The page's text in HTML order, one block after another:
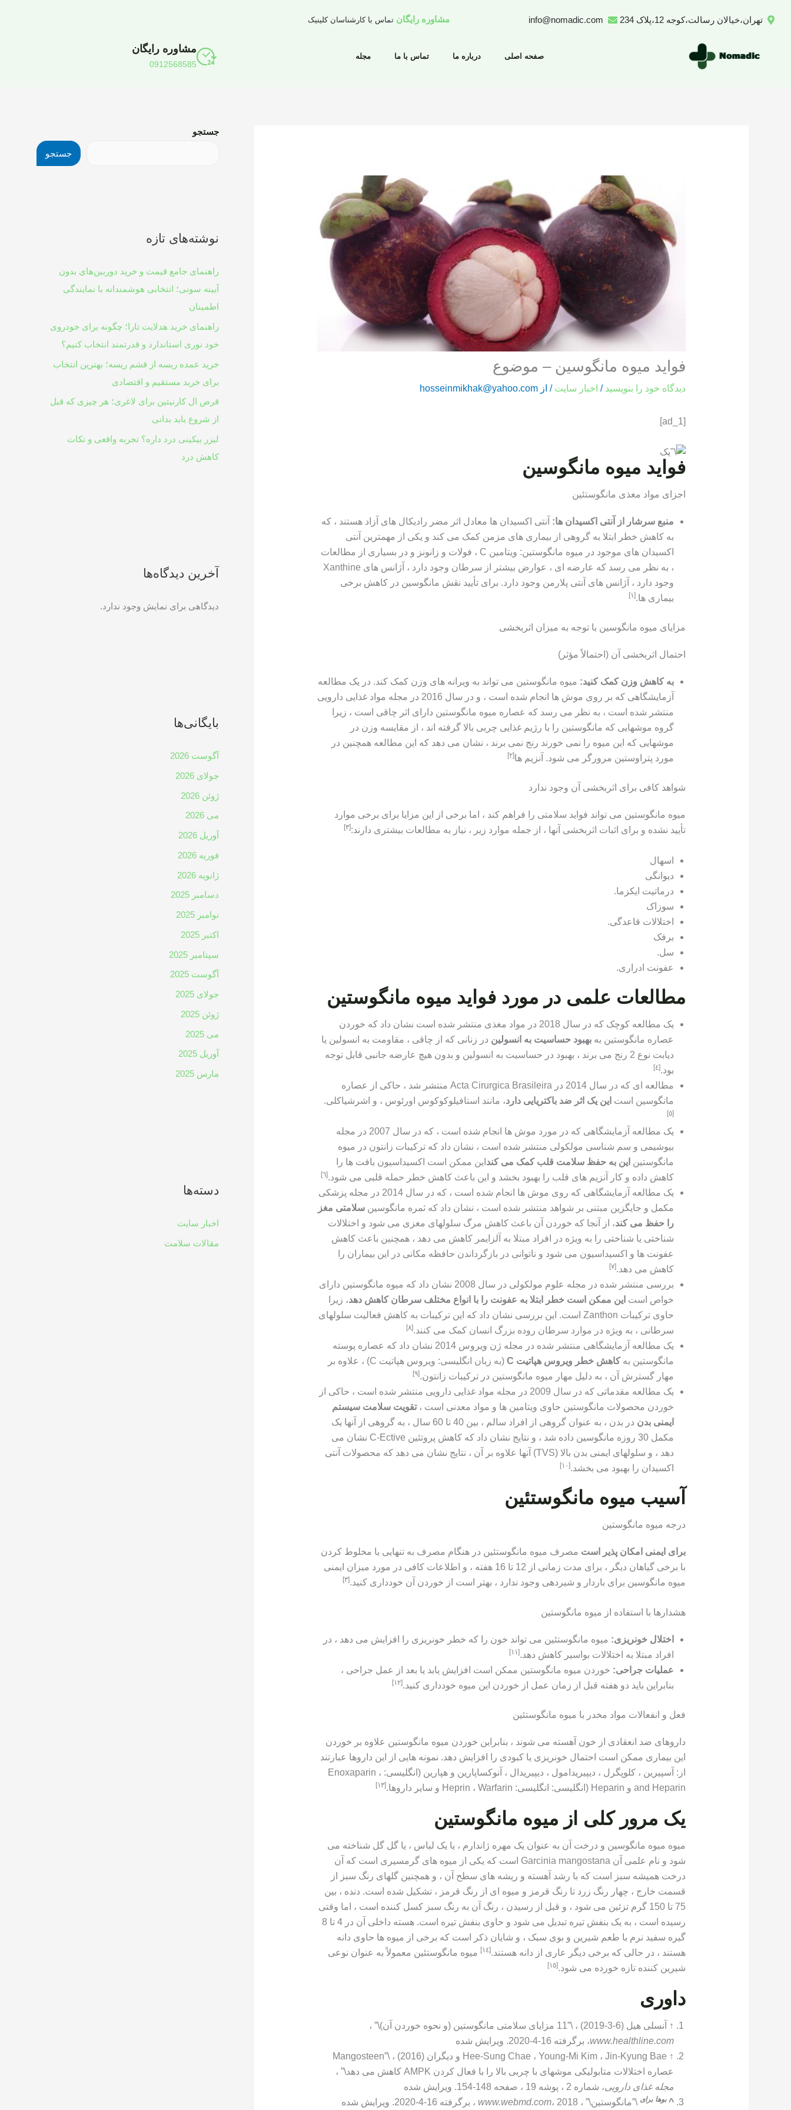
تهران،خیالان رسالت،کوجه 12،پلاک 234 info@nomadic.com مشاوره رایگان تماس با کارشناسان کلینیک
صفحه اصلی درباره ما تماس با ما مجله
مشاوره رایگان
0912568585
فواید میوه مانگوسین – موضوع
دیدگاه‌ خود را بنویسید / اخبار سایت / از hosseinmikhak@yahoo.com
[ad_1]
فواید میوه مانگوسین
اجزای مواد مغذی مانگوستئین
منبع سرشار از آنتی اکسیدان ها: آنتی اکسیدان ها معادل اثر مضر رادیکال های آزاد هستند ، که
به کاهش خطر ابتلا به گروهی از بیماری های مزمن کمک می کند و یکی از مهمترین آنتی
اکسیدان های موجود در میوه مانگوستین: ویتامین C ، فولات و زانونز و در بسیاری از مطالعات
، به نظر می رسد که عارضه ای ، عوارض بیشتر از سرطان وجود دارد ، آژانس های Xanthine
وجود دارد ، آژانس های آنتی پلارمن وجود دارد. برای تأیید نقش مانگوسین در کاهش برخی
بیماری ها.[١]
مزایای میوه مانگوسین با توجه به میزان اثربخشی
احتمال اثربخشی آن (احتمالاً مؤثر)
به کاهش وزن کمک کنید: میوه مانگوستین می تواند به ویرانه های وزن کمک کند. در یک مطالعه
آزمایشگاهی که بر روی موش ها انجام شده است ، و در سال 2016 در مجله مواد غذایی دارویی
منتشر شده است ، به نظر می رسد که عصاره میوه مانگوستین دارای اثر چاقی است ، زیرا
گروه موشهایی که مانگوستین را با رژیم غذایی چربی بالا گرفته اند ، از مقایسه وزن در
موشهایی که این میوه را نمی خورند رنج نمی برند ، نشان می دهد که این مطالعه همچنین در
مورد پتراوستین مرورگر می شود. آنزیم ها[٢]
شواهد کافی برای اثربخشی آن وجود ندارد
میوه مانگوستین می تواند فواید سلامتی را فراهم کند ، اما برخی از این مزایا برای برخی موارد
تأیید نشده و برای اثبات اثربخشی آنها ، از جمله موارد زیر ، نیاز به مطالعات بیشتری دارند:[٣]
اسهال
دیوانگی
درماتیت ایکزما.
سوزاک
اختلالات قاعدگی.
برفک
سل.
عفونت ادراری.
مطالعات علمی در مورد فواید میوه مانگوستین
یک مطالعه کوچک که در سال 2018 در مواد مغذی منتشر شده است نشان داد که خوردن
عصاره مانگوستین به بهبود حساسیت به انسولین در زنانی که از چاقی ، مقاومت به انسولین یا
دیابت نوع 2 رنج می برند ، بهبود در حساسیت به انسولین و بدون هیچ عارضه جانبی قابل توجه
بود.[٤]
مطالعه ای که در سال 2014 در Acta Cirurgica Brasileira منتشر شد ، حاکی از عصاره
مانگوسین است این یک اثر ضد باکتریایی دارد، مانند استافیلوکوکوس اورئوس ، و اشرشیاکلی.
[٥]
یک مطالعه آزمایشگاهی که در مورد موش ها انجام شده است ، که در سال 2007 در مجله
بیوشیمی و سم شناسی مولکولی منتشر شده است ، نشان داد که ترکیبات زانتون در میوه
مانگوستین این به حفظ سلامت قلب کمک می کند این ممکن است اکسیداسیون بافت ها را
کاهش داده و کار آنزیم های قلب را بهبود بخشد و این باعث کاهش خطر حمله قلبی می شود.[٦]
یک مطالعه آزمایشگاهی که روی موش ها انجام شده است ، که در سال 2014 در مجله پزشکی
مکمل و جایگزین مبتنی بر شواهد منتشر شده است ، نشان داد که ثمره مانگوسین سلامتی مغز
را حفظ می کند، از آنجا که خوردن آن باعث کاهش مرگ سلولهای مغزی می شود و اختلالات
شناختی یا شناختی را به ویژه در افراد مبتلا به آلزایمر کاهش می دهد ، همچنین باعث کاهش
عفونت ها و اکسیداسیون می شود و ناتوانی در بازگرداندن حافظه مکانی در این بیماران را
کاهش می دهد.[٧]
بررسی منتشر شده در مجله علوم مولکولی در سال 2008 نشان داد که میوه مانگوستین دارای
خواص است این ممکن است خطر ابتلا به عفونت را با انواع مختلف سرطان کاهش دهد، زیرا
حاوی ترکیبات Zanthon است. این بررسی نشان داد که این ترکیبات به کاهش فعالیت سلولهای
سرطانی ، به ویژه در موارد سرطان روده بزرگ انسان کمک می کنند.[٨]
یک مطالعه آزمایشگاهی منتشر شده در مجله ژن ویروس 2014 نشان داد که عصاره پوسته
مانگوستین بهکاهش خطر ویروس هپاتیت C
(به زبان انگلیسی: ویروس هپاتیت C) ، علاوه بر
مهار گسترش آن ، به دلیل مهار میوه مانگوستین در ترکیبات زانتون.[٩]
یک مطالعه مقدماتی که در سال 2009 در مجله مواد غذایی دارویی منتشر شده است ، حاکی از
خوردن محصولات مانگوستین حاوی ویتامین ها و مواد معدنی است ،تقویت سلامت سیستم
ایمنی بدن
در بدن ، به عنوان گروهی از افراد سالم ، بین 40 تا 60 سال ، به گروهی از آنها یک
مکمل 30 روزه مانگوسین داده شد ، و نتایج نشان داد که کاهش پروتئین C-Ective نشان می
دهد ، و سلولهای ایمنی بدن بالا (TVS) آنها علاوه بر آن ، نتایج نشان می دهد که محصولات آنتی
اکسیدان را بهبود می بخشد.[١٠]
آسیب میوه مانگوستئین
درجه میوه مانگوستین
برای ایمنی امکان پذیر است مصرف میوه مانگوستئین در هنگام مصرف به تنهایی یا مخلوط کردن
با برخی گیاهان دیگر ، برای مدت زمانی از 12 تا 16 هفته ، و اطلاعات کافی در مورد میزان ایمنی
میوه مانگوسین برای باردار و شیردهی وجود ندارد ، بهتر است از خوردن آن خودداری کنید.[٣]
هشدارها با استفاده از میوه مانگوستین
اختلال خونریزی: میوه مانگوستئین می تواند خون را که خطر خونریزی را افزایش می دهد ، در
افراد مبتلا به اختلالات بواسیر کاهش دهد.[١١]
عملیات جراحی: خوردن میوه مانگوستین ممکن است افزایش یابد یا بعد از عمل جراحی ،
بنابراین باید دو هفته قبل از زمان عمل از خوردن این میوه خودداری کنید.[١٢]
فعل و انفعالات مواد مخدر با میوه مانگوستئین
داروهای ضد انعقادی از خون آهسته می شوند ، بنابراین خوردن میوه مانگوستین علاوه بر خوردن
این بیماری ممکن است احتمال خونریزی یا کبودی را افزایش دهد. نمونه هایی از این داروها عبارتند
از: آسپیرین ، کلوپگرل ، دیپیریدامول ، دیپیریدال ، آنوکساپارین و هپارین (انگلیسی: Enoxaparin ،
and Heparin و Heparin (انگلیسی: انگلیسی: Heprin ، Warfarin و سایر داروها.
[١٣]
یک مرور کلی از میوه مانگوستین
میوه میوه مانگوسین و درخت آن به عنوان یک مهره ژاندارم ، یا یک لباس ، یا گل گل شناخته می
شود و نام علمی آن Garcinia mangostana است که یکی از میوه های گرمسیری است که آن
درخت همیشه سبز است که با رشد آهسته و ریشه های سطح آن ، و همچنین گلهای رنگ سبز از
قسمت خارج ، چهار رنگ زرد تا رنگ قرمز و میوه ای از رنگ قرمز ، تشکیل شده است. دنده ، بین
75 تا 150 گرم تزئین می شود ، و قبل از رسیدن ، رنگ آن به رنگ سبز کسل کننده است ، اما وقتی
رسیده است ، به یک بنفش تیره تبدیل می شود و حاوی بنفش تیره است. هسته داخلی آن در 4 تا 8
گیره سفید نرم با طعم شیرین و بوی سبک ، و شایان ذکر است که برخی از میوه ها حاوی دانه
هستند ، در حالی که برخی دیگر عاری از دانه هستند.[١٤]
میوه مانگوستئین معمولاً به عنوان نوعی
شیرین کننده تازه خورده می شود.[١٥]
داوری
↑
آنسلی هیل (6-3-2019) ، \”11 مزایای سلامتی مانگوستین (و نحوه خوردن آن)\” ،
www.healthline.com، برگرفته 16-4-2020. ویرایش شده
↑
Hee-Sung Chae ، Young-Mi Kim ، Jin-Kyung Bae و دیگران (2016) ، \”Mangosteen
عصاره اختلالات متابولیکی موشهای با چربی بالا را با فعال کردن AMPK کاهش می دهد\” ،
مجله غذای دارویی، شماره 2 ، پوشه 19 ، صفحه 148-154. ویرایش شده
^ بوها برای \”مانگوستین\” ، www.webmd.com، 2018 ، برگرفته 16-4-2020. ویرایش شده
جستجو
جستجو
نوشته‌های تازه
راهنمای جامع قیمت و خرید دوربین‌های بدون
آیینه سونی؛ انتخابی هوشمندانه با نمایندگی
اطمینان
راهنمای خرید هدلایت تارا؛ چگونه برای خودروی
خود نوری استاندارد و قدرتمند انتخاب کنیم؟
خرید عمده ریسه از قشم ریسه؛ بهترین انتخاب
برای خرید مستقیم و اقتصادی
قرص ال کارنیتین برای لاغری؛ هر چیزی که قبل
از شروع باید بدانی
لیزر بیکینی درد داره؟ تجربه واقعی و نکات
کاهش درد
آخرین دیدگاه‌ها
دیدگاهی برای نمایش وجود ندارد.
بایگانی‌ها
آگوست 2026
جولای 2026
ژوئن 2026
می 2026
آوریل 2026
فوریه 2026
ژانویه 2026
دسامبر 2025
نوامبر 2025
اکتبر 2025
سپتامبر 2025
آگوست 2025
جولای 2025
ژوئن 2025
می 2025
آوریل 2025
مارس 2025
دسته‌ها
اخبار سایت
مقالات سلامت